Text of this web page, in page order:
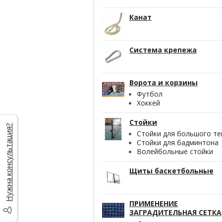
Канат
Система крепежа
Ворота и корзины
Футбол
Хоккей
Стойки
Стойки для большого
Стойки для бадминтона
Волейбольные стойки
Щиты баскетбольные
ПРИМЕНЕНИЕ
ЗАГРАДИТЕЛЬНАЯ СЕТКА
Нужна консультация?